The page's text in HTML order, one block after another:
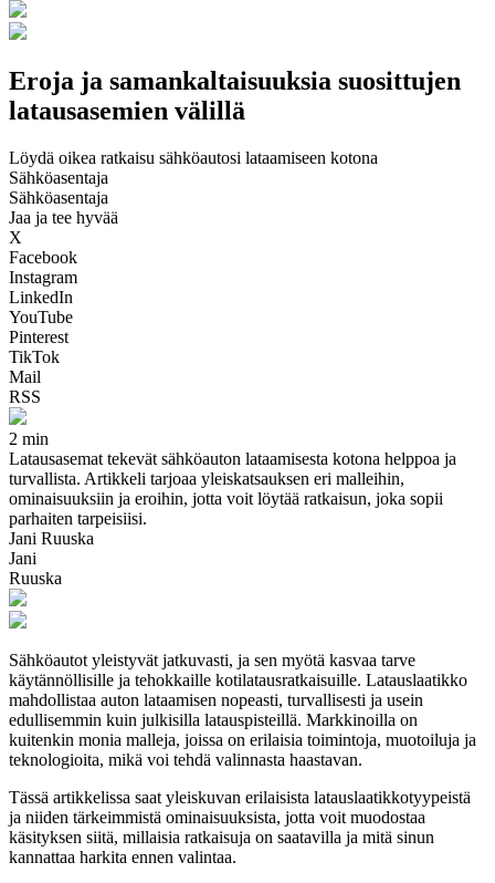
Eroja ja samankaltaisuuksia suosittujen
latausasemien välillä
Löydä oikea ratkaisu sähköautosi lataamiseen kotona
Sähköasentaja
Sähköasentaja
Jaa ja tee hyvää
X
Facebook
Instagram
LinkedIn
YouTube
Pinterest
TikTok
Mail
RSS
2 min
Latausasemat tekevät sähköauton lataamisesta kotona helppoa ja
turvallista. Artikkeli tarjoaa yleiskatsauksen eri malleihin,
ominaisuuksiin ja eroihin, jotta voit löytää ratkaisun, joka sopii
parhaiten tarpeisiisi.
Jani Ruuska
Jani
Ruuska
Sähköautot yleistyvät jatkuvasti, ja sen myötä kasvaa tarve
käytännöllisille ja tehokkaille kotilatausratkaisuille. Latauslaatikko
mahdollistaa auton lataamisen nopeasti, turvallisesti ja usein
edullisemmin kuin julkisilla latauspisteillä. Markkinoilla on
kuitenkin monia malleja, joissa on erilaisia toimintoja, muotoiluja ja
teknologioita, mikä voi tehdä valinnasta haastavan.
Tässä artikkelissa saat yleiskuvan erilaisista latauslaatikkotyypeistä
ja niiden tärkeimmistä ominaisuuksista, jotta voit muodostaa
käsityksen siitä, millaisia ratkaisuja on saatavilla ja mitä sinun
kannattaa harkita ennen valintaa.